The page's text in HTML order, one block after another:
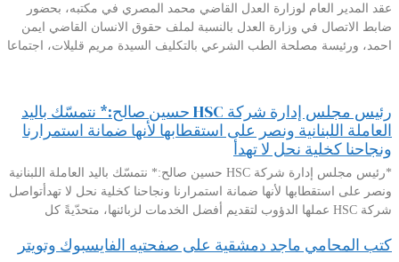
عقد المدير العام لوزارة العدل القاضي محمد المصري في مكتبه، بحضور
ضابط الاتصال في وزارة العدل بالنسبة لملف حقوق الانسان القاضي ايمن
احمد، ورئيسة مصلحة الطب الشرعي بالتكليف السيدة مريم قليلات، اجتماعا
رئيس مجلس إدارة شركة HSC حسين صالح:* نتمسّك باليد
العاملة اللبنانية ونصر على استقطابها لأنها ضمانة استمرارنا
ونجاحنا كخلية نحل لا تهدأ
*رئيس مجلس إدارة شركة HSC حسين صالح:* نتمسّك باليد العاملة اللبنانية
ونصر على استقطابها لأنها ضمانة استمرارنا ونجاحنا كخلية نحل لا تهدأتواصل
شركة HSC عملها الدؤوب لتقديم أفضل الخدمات لزبائنها، متحدّيةً كل
كتب المحامي ماجد دمشقية على صفحتيه الفايسبوك وتويتر